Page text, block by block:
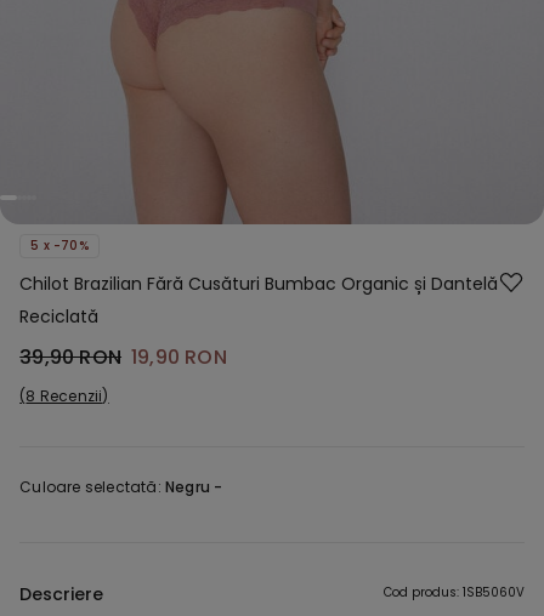
5 x -70%
Chilot Brazilian Fără Cusături Bumbac Organic și Dantelă
Reciclată
39,90 RON 19,90 RON
8 Recenzii
Culoare selectată:Negru -
Descriere Cod produs: 1SB5060V